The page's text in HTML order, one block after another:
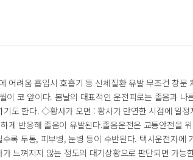
려움 흡입시 호흡기 등 신체질환 유발 무조건 창
코 앞이다. 봄날의 대표적인 운전피로는 졸음과
도 한다. ◇황사가 오면 : 황사가 만연한 시점에 일
게 반응해 졸음이 유발된다.졸음운전은 교통안전
록 두통, 피부병, 눈병 등이 수반된다. 택시운전자
느껴지지 않는 정도의 대기상황으로 판단되면 가